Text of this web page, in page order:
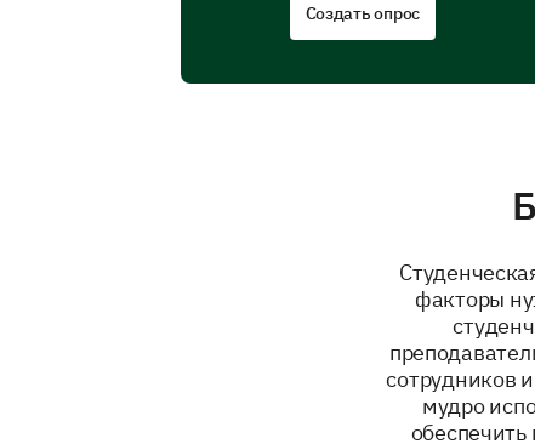
Создать опрос
факторы
сотрудников
мудро